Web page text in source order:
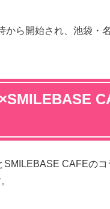
から開始され、池袋・
SMILEBASE CAFEのコ